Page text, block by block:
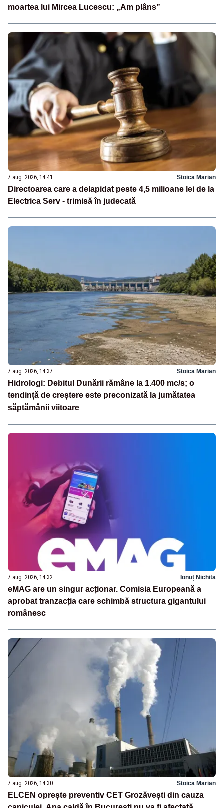
moartea lui Mircea Lucescu: „Am plâns”
7 aug. 2026, 14:41 Stoica Marian
Directoarea care a delapidat peste 4,5 milioane lei de la
Electrica Serv - trimisă în judecată
7 aug. 2026, 14:37 Stoica Marian
Hidrologi: Debitul Dunării rămâne la 1.400 mc/s; o
tendință de creștere este preconizată la jumătatea
săptămânii viitoare
7 aug. 2026, 14:32 Ionuț Nichita
eMAG are un singur acționar. Comisia Europeană a
aprobat tranzacția care schimbă structura gigantului
românesc
7 aug. 2026, 14:30 Stoica Marian
ELCEN oprește preventiv CET Grozăvești din cauza